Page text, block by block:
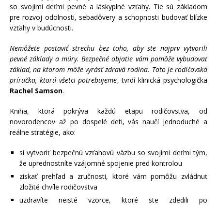
so svojimi deťmi pevné a láskyplné vzťahy. Tie sú základom
pre rozvoj odolnosti, sebadôvery a schopnosti budovať blízke
vzťahy v budúcnosti.
Nemôžete postaviť strechu bez toho, aby ste najprv vytvorili
pevné základy a múry. Bezpečné objatie vám pomôže vybudovať
základ, na ktorom môže vyrásť zdravá rodina. Toto je rodičovská
príručka, ktorú všetci potrebujeme, tvrdí klinická psychologička
Rachel Samson.
Kniha, ktorá pokrýva každú etapu rodičovstva, od
novorodencov až po dospelé deti, vás naučí jednoduché a
reálne stratégie, ako:
si vytvoriť bezpečnú vzťahovú väzbu so svojimi deťmi tým,
že uprednostníte vzájomné spojenie pred kontrolou
získať prehľad a zručnosti, ktoré vám pomôžu zvládnuť
zložité chvíle rodičovstva
uzdravíte neisté vzorce, ktoré ste zdedili po